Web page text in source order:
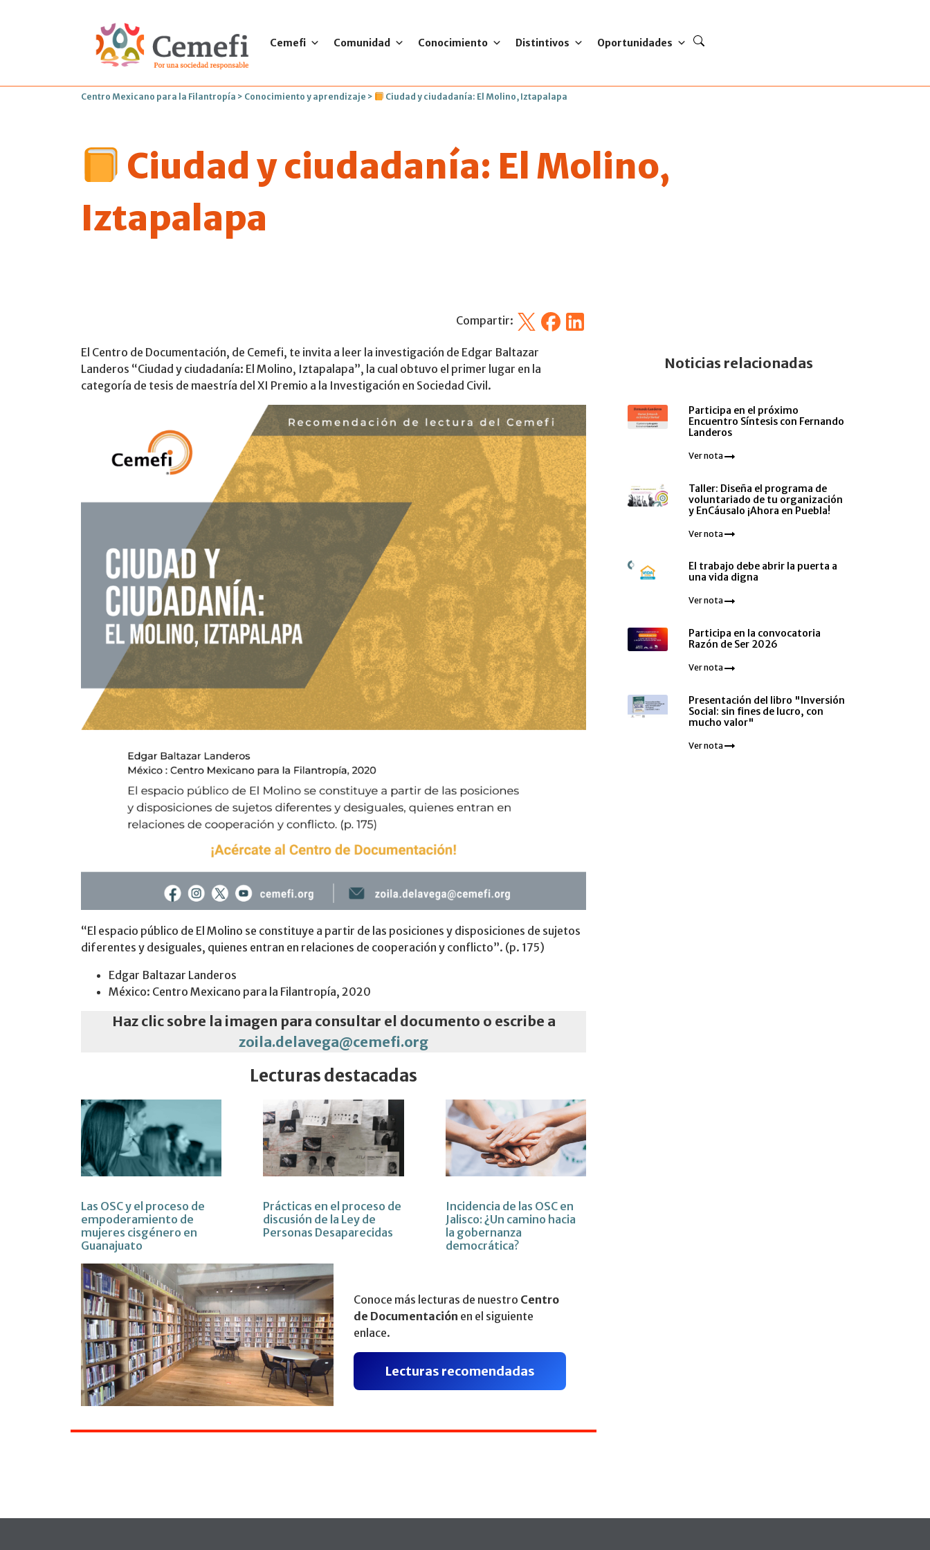
Cemefi Comunidad Conocimiento Distintivos Oportunidades
Centro Mexicano para la Filantropía > Conocimiento y aprendizaje > Ciudad y ciudadanía: El Molino, Iztapalapa
Ciudad y ciudadanía: El Molino,
Iztapalapa
Compartir: X FacebookLinkedin
El Centro de Documentación, de Cemefi, te invita a leer la investigación de Edgar Baltazar
Landeros “Ciudad y ciudadanía: El Molino, Iztapalapa”, la cual obtuvo el primer lugar en la
categoría de tesis de maestría del XI Premio a la Investigación en Sociedad Civil.
“El espacio público de El Molino se constituye a partir de las posiciones y disposiciones de sujetos
diferentes y desiguales, quienes entran en relaciones de cooperación y conflicto”. (p. 175)
Edgar Baltazar Landeros
México: Centro Mexicano para la Filantropía, 2020
Haz clic sobre la imagen para consultar el documento o escribe a
zoila.delavega@cemefi.org
Lecturas destacadas
Las OSC y el proceso de
empoderamiento de
mujeres cisgénero en
Guanajuato
Prácticas en el proceso de
discusión de la Ley de
Personas Desaparecidas
Incidencia de las OSC en
Jalisco: ¿Un camino hacia
la gobernanza
democrática?
Conoce más lecturas de nuestro Centro
de Documentación en el siguiente
enlace.
Lecturas recomendadas
Noticias relacionadas
Participa en el próximo
Encuentro Síntesis con Fernando
Landeros
Ver nota
Taller: Diseña el programa de
voluntariado de tu organización
y EnCáusalo ¡Ahora en Puebla!
Ver nota
El trabajo debe abrir la puerta a
una vida digna
Ver nota
Participa en la convocatoria
Razón de Ser 2026
Ver nota
Presentación del libro "Inversión
Social: sin fines de lucro, con
mucho valor"
Ver nota